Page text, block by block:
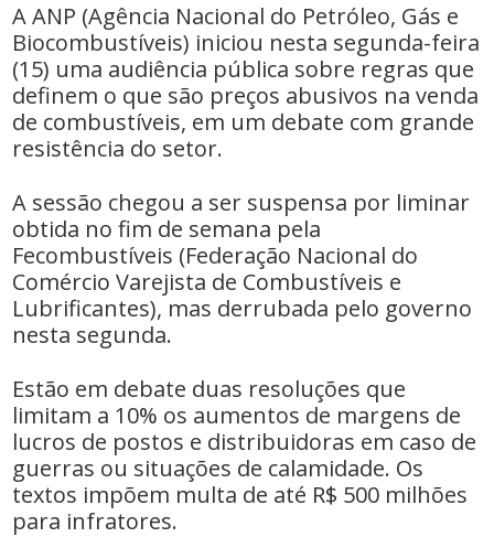
A ANP (Agência Nacional do Petróleo, Gás e
Biocombustíveis) iniciou nesta segunda-feira
(15) uma audiência pública sobre regras que
definem o que são preços abusivos na venda
de combustíveis, em um debate com grande
resistência do setor.
A sessão chegou a ser suspensa por liminar
obtida no fim de semana pela
Fecombustíveis (Federação Nacional do
Comércio Varejista de Combustíveis e
Lubrificantes), mas derrubada pelo governo
nesta segunda.
Estão em debate duas resoluções que
limitam a 10% os aumentos de margens de
lucros de postos e distribuidoras em caso de
guerras ou situações de calamidade. Os
textos impõem multa de até R$ 500 milhões
para infratores.